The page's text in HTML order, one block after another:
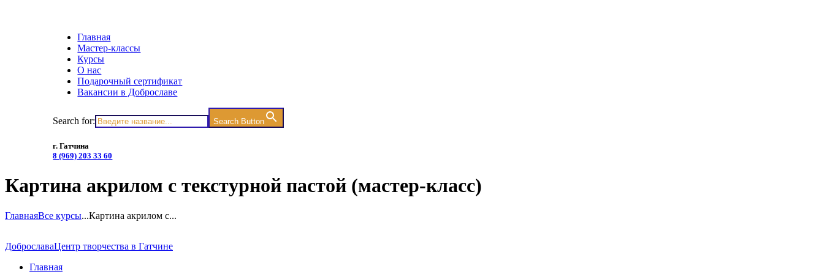
Главная
Мастер-классы
Курсы
О нас
Подарочный сертификат
Вакансии в Доброславе
Search for: Search Button
г. Гатчина
8 (969) 203 33 60
Картина акрилом с текстурной пастой (мастер-класс)
ГлавнаяВсе курсы...Картина акрилом с...
ДоброславаЦентр творчества в Гатчине
Главная